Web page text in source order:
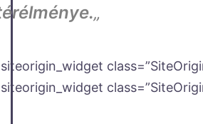
„